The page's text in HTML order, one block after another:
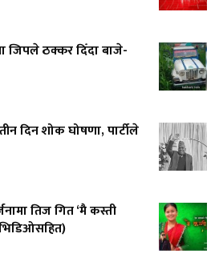
जिपले ठक्कर दिँदा बाजे-
दिन शोक घोषणा, पार्टीले
तिज गित ‘मै कस्ती